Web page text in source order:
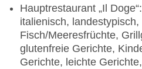
Hauptrestaurant „Il
italienisch,
Fisch/Meeresfrüchte,
glutenfreie Gerichte,
Gerichte, leichte